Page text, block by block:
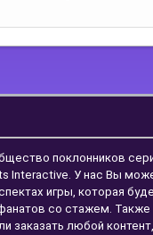
поклонников
Interactive. У нас Вы
игры, которая
со стажем. Также
заказать любой контент,